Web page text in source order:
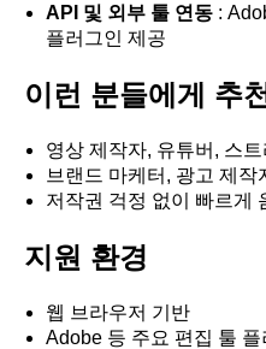
API 및 외부 툴 연동 :
플러그인 제공
이런 분들에게 추
영상 제작자, 유튜버, 스
브랜드 마케터, 광고 제작
저작권 걱정 없이 빠르게
지원 환경
웹 브라우저 기반
Adobe 등 주요 편집 툴 플